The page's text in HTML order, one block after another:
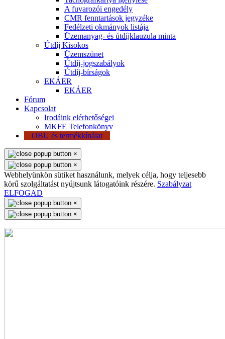
A fuvarozói engedély
CMR fenntartások jegyzéke
Fedélzeti okmányok listája
Üzemanyag- és útdíjklauzula minta
Útdíj Kisokos
Üzemszünet
Útdíj-jogszabályok
Útdíj-bírságok
EKÁER
EKÁER
Fórum
Kapcsolat
Irodáink elérhetőségei
MKFE Telefonkönyv
OBU és termékkínálat
×
×
Webhelyünkön sütiket használunk, melyek célja, hogy teljesebb
körű szolgáltatást nyújtsunk látogatóink részére. Szabályzat
ELFOGAD
×
×